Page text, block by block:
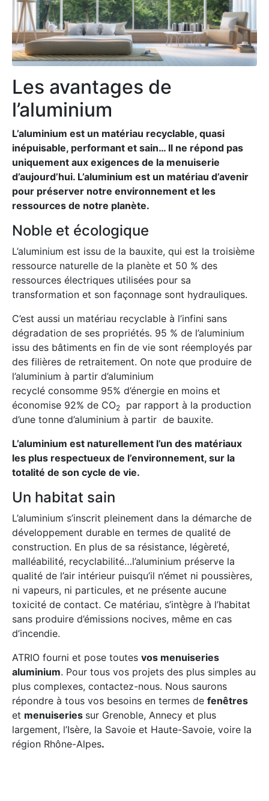
Les avantages de
l’aluminium
L’aluminium est un matériau recyclable, quasi
inépuisable, performant et sain… Il ne répond pas
uniquement aux exigences de la menuiserie
d’aujourd’hui. L’aluminium est un matériau d’avenir
pour préserver notre environnement et les
ressources de notre planète.
Noble et écologique
L’aluminium est issu de la bauxite, qui est la troisième
ressource naturelle de la planète et 50 % des
ressources électriques utilisées pour sa
transformation et son façonnage sont hydrauliques.
C’est aussi un matériau recyclable à l’infini sans
dégradation de ses propriétés. 95 % de l’aluminium
issu des bâtiments en fin de vie sont réemployés par
des filières de retraitement. On note que produire de
l’aluminium à partir d’aluminium
recyclé consomme 95% d’énergie en moins et
économise 92% de CO2
par rapport à la production
d’une tonne d’aluminium à partir de bauxite.
L’aluminium est naturellement l’un des matériaux
les plus respectueux de l’environnement, sur la
totalité de son cycle de vie.
Un habitat sain
L’aluminium s’inscrit pleinement dans la démarche de
développement durable en termes de qualité de
construction. En plus de sa résistance, légèreté,
malléabilité, recyclabilité…l’aluminium préserve la
qualité de l’air intérieur puisqu’il n’émet ni poussières,
ni vapeurs, ni particules, et ne présente aucune
toxicité de contact. Ce matériau, s’intègre à l’habitat
sans produire d’émissions nocives, même en cas
d’incendie.
ATRIO fourni et pose toutes vos menuiseries
aluminium. Pour tous vos projets des plus simples au
plus complexes, contactez-nous. Nous saurons
répondre à tous vos besoins en termes de fenêtres
et menuiseries sur Grenoble, Annecy et plus
largement, l’Isère, la Savoie et Haute-Savoie, voire la
région Rhône-Alpes.